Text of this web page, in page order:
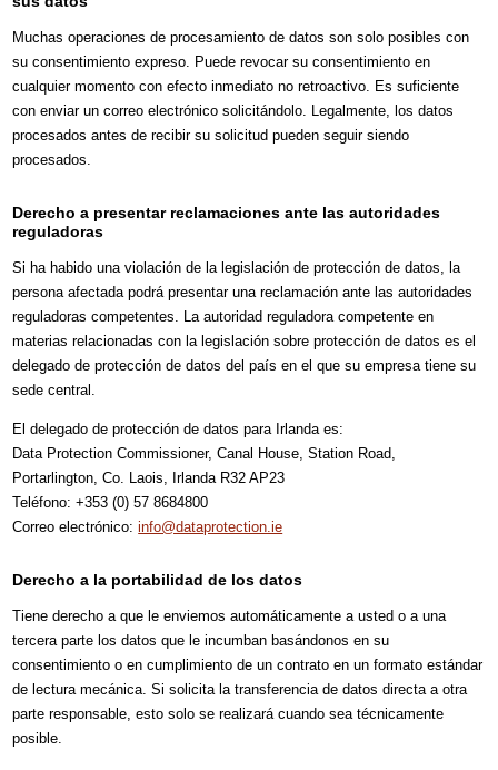
Muchas operaciones de procesamiento de datos son solo posibles con
su consentimiento expreso. Puede revocar su consentimiento en
cualquier momento con efecto inmediato no retroactivo. Es suficiente
con enviar un correo electrónico solicitándolo. Legalmente, los datos
procesados antes de recibir su solicitud pueden seguir siendo
procesados.
Derecho a presentar reclamaciones ante las autoridades
reguladoras
Si ha habido una violación de la legislación de protección de datos, la
persona afectada podrá presentar una reclamación ante las autoridades
reguladoras competentes. La autoridad reguladora competente en
materias relacionadas con la legislación sobre protección de datos es el
delegado de protección de datos del país en el que su empresa tiene su
sede central.
El delegado de protección de datos para Irlanda es:
Data Protection Commissioner, Canal House, Station Road,
Portarlington, Co. Laois, Irlanda R32 AP23
Teléfono: +353 (0) 57 8684800
Correo electrónico:info@dataprotection.ie
Derecho a la portabilidad de los datos
Tiene derecho a que le enviemos automáticamente a usted o a una
tercera parte los datos que le incumban basándonos en su
consentimiento o en cumplimiento de un contrato en un formato estándar
de lectura mecánica. Si solicita la transferencia de datos directa a otra
parte responsable, esto solo se realizará cuando sea técnicamente
posible.